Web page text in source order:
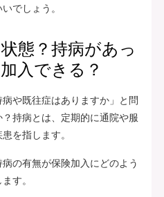
でしょう。
態？持病があっ
入できる？
や既往症はありますか」と問
持病とは、定期的に通院や服
を指します。
の有無が保険加入にどのよう
す。